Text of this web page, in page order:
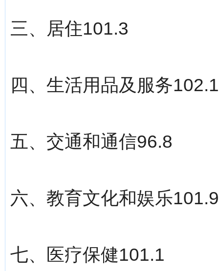
三、居住101.3
四、生活用品及服务102.1
五、交通和通信96.8
六、教育文化和娱乐101.9
七、医疗保健101.1